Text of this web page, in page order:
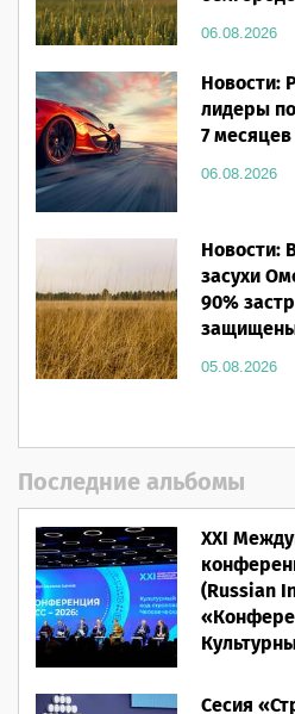
06.08.2026
Новости:
лидеры
7
06.08.2026
Новости:
засухи
90%
05.08.2026
Последние альбомы
XXI
(Russian
28.05.2026
Сесия